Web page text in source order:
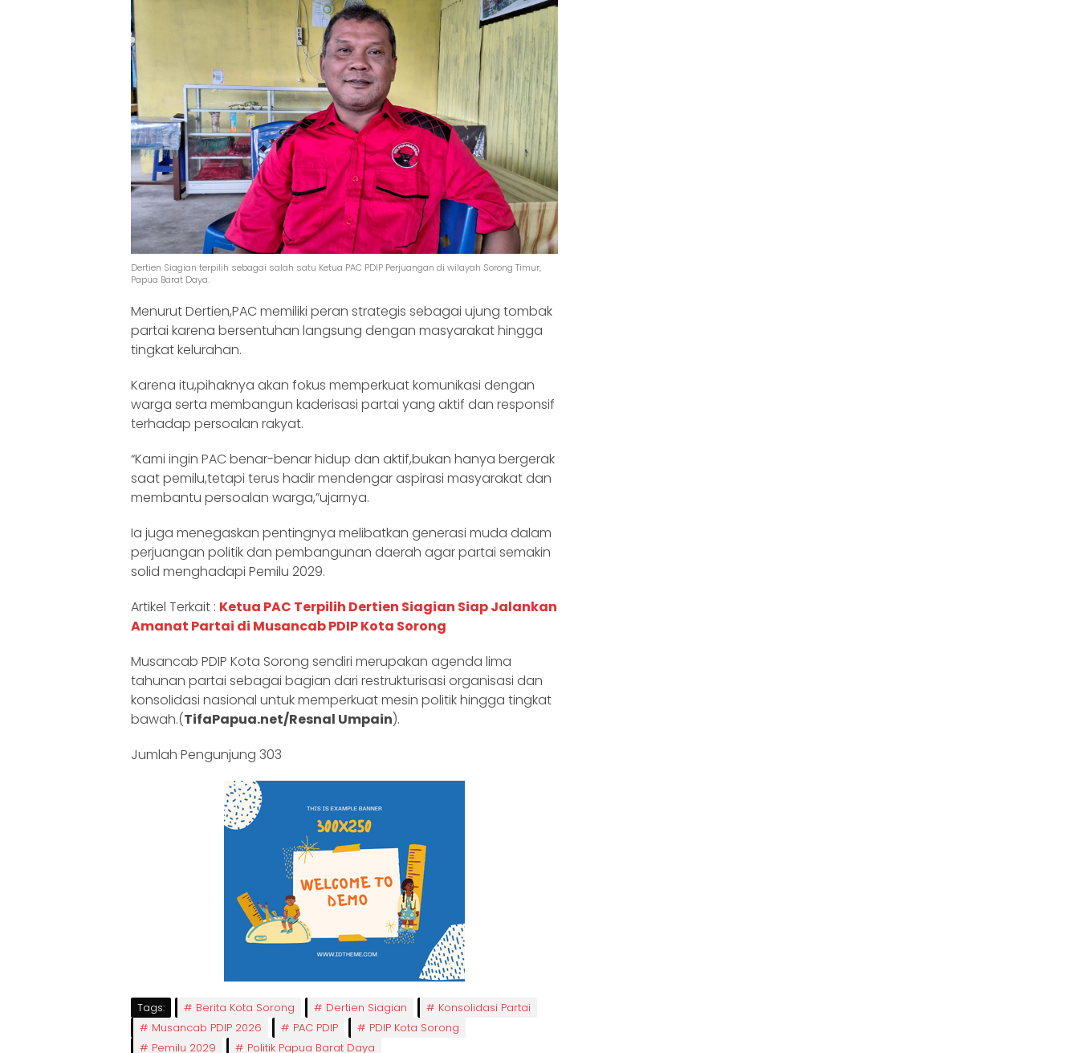
Dertien Siagian terpilih sebagai salah satu Ketua PAC PDIP Perjuangan di wilayah Sorong Timur,
Papua Barat Daya.
Menurut Dertien,PAC memiliki peran strategis sebagai ujung tombak
partai karena bersentuhan langsung dengan masyarakat hingga
tingkat kelurahan.
Karena itu,pihaknya akan fokus memperkuat komunikasi dengan
warga serta membangun kaderisasi partai yang aktif dan responsif
terhadap persoalan rakyat.
“Kami ingin PAC benar-benar hidup dan aktif,bukan hanya bergerak
saat pemilu,tetapi terus hadir mendengar aspirasi masyarakat dan
membantu persoalan warga,”ujarnya.
Ia juga menegaskan pentingnya melibatkan generasi muda dalam
perjuangan politik dan pembangunan daerah agar partai semakin
solid menghadapi Pemilu 2029.
Artikel Terkait : Ketua PAC Terpilih Dertien Siagian Siap Jalankan
Amanat Partai di Musancab PDIP Kota Sorong
Musancab PDIP Kota Sorong sendiri merupakan agenda lima
tahunan partai sebagai bagian dari restrukturisasi organisasi dan
konsolidasi nasional untuk memperkuat mesin politik hingga tingkat
bawah.(TifaPapua.net/Resnal Umpain).
Jumlah Pengunjung 303
Tags: Berita Kota Sorong Dertien Siagian
Konsolidasi Partai
Musancab PDIP 2026
PAC PDIP
PDIP Kota Sorong
Pemilu 2029
Politik Papua Barat Daya